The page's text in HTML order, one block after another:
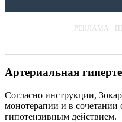
Артериальная
Согласно инструкции,
монотерапии и в
гипотензивным действием.